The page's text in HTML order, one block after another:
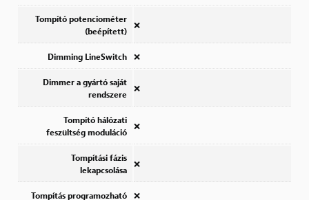
Tompító potenciométer
(beépített)
❌
Dimming LineSwitch ❌
Dimmer a gyártó saját
rendszere
❌
Tompító hálózati
feszültség moduláció
❌
Tompítási fázis
lekapcsolása
❌
Tompítás programozható ❌